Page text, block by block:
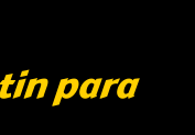
para